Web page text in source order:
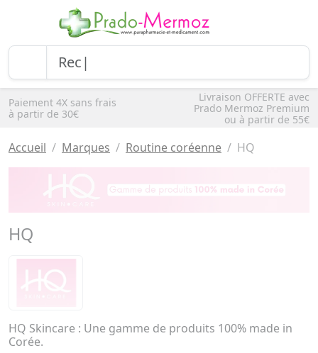
Paiement 4X sans frais
à partir de 30€
Livraison OFFERTE avec
Prado Mermoz Premium
ou à partir de 55€
Accueil Marques Routine coréenne HQ
HQ
HQ Skincare : Une gamme de produits 100% made in
Corée.